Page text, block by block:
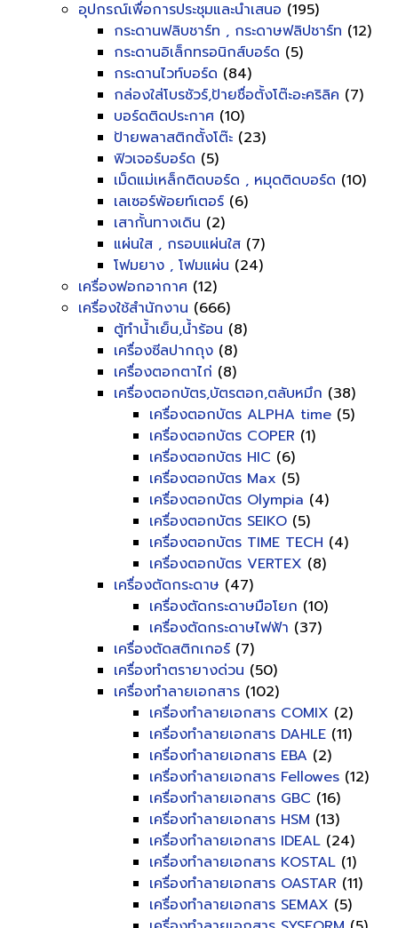
อุปกรณ์เพื่อการประชุมและนำเสนอ (195)
กระดานฟลิบชาร์ท , กระดาษฟลิปชาร์ท (12)
กระดานอิเล็กทรอนิกส์บอร์ด (5)
กระดานไวท์บอร์ด (84)
กล่องใส่โบรชัวร์,ป้ายชื่อตั้งโต๊ะอะคริลิค (7)
บอร์ดติดประกาศ (10)
ป้ายพลาสติกตั้งโต๊ะ (23)
ฟิวเจอร์บอร์ด (5)
เม็ดแม่เหล็กติดบอร์ด , หมุดติดบอร์ด (10)
เลเซอร์พ้อยท์เตอร์ (6)
เสากั้นทางเดิน (2)
แผ่นใส , กรอบแผ่นใส (7)
โฟมยาง , โฟมแผ่น (24)
เครื่องฟอกอากาศ (12)
เครื่องใช้สำนักงาน (666)
ตู้ทำน้ำเย็น,น้ำร้อน (8)
เครื่องซีลปากถุง (8)
เครื่องตอกตาไก่ (8)
เครื่องตอกบัตร,บัตรตอก,ตลับหมึก (38)
เครื่องตอกบัตร ALPHA time (5)
เครื่องตอกบัตร COPER (1)
เครื่องตอกบัตร HIC (6)
เครื่องตอกบัตร Max (5)
เครื่องตอกบัตร Olympia (4)
เครื่องตอกบัตร SEIKO (5)
เครื่องตอกบัตร TIME TECH (4)
เครื่องตอกบัตร VERTEX (8)
เครื่องตัดกระดาษ (47)
เครื่องตัดกระดาษมือโยก (10)
เครื่องตัดกระดาษไฟฟ้า (37)
เครื่องตัดสติกเกอร์ (7)
เครื่องทำตรายางด่วน (50)
เครื่องทำลายเอกสาร (102)
เครื่องทำลายเอกสาร COMIX (2)
เครื่องทำลายเอกสาร DAHLE (11)
เครื่องทำลายเอกสาร EBA (2)
เครื่องทำลายเอกสาร Fellowes (12)
เครื่องทำลายเอกสาร GBC (16)
เครื่องทำลายเอกสาร HSM (13)
เครื่องทำลายเอกสาร IDEAL (24)
เครื่องทำลายเอกสาร KOSTAL (1)
เครื่องทำลายเอกสาร OASTAR (11)
เครื่องทำลายเอกสาร SEMAX (5)